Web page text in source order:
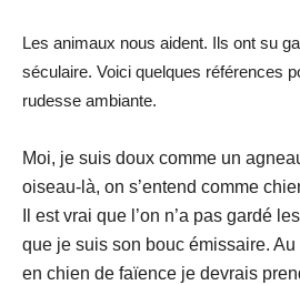
Les animaux nous aident. Ils ont su
séculaire. Voici quelques références
rudesse ambiante.
Moi, je suis doux comme un
oiseau-là, on s’entend comme
Il est vrai que l’on n’a pas gardé
que je suis son bouc émissaire.
en chien de faïence je devrais